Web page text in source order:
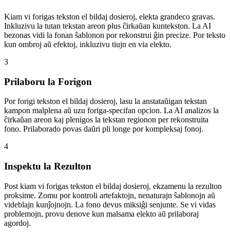
Kiam vi forigas tekston el bildaj dosieroj, elekta grandeco gravas.
Inkluzivu la tutan tekstan areon plus ĉirkaŭan kuntekston. La AI
bezonas vidi la fonan ŝablonon por rekonstrui ĝin precize. Por teksto
kun ombroj aŭ efektoj, inkluzivu tiujn en via elekto.
3
Prilaboru la Forigon
Por forigi tekston el bildaj dosieroj, lasu la anstataŭigan tekstan
kampon malplena aŭ uzu foriga-specifan opcion. La AI analizos la
ĉirkaŭan areon kaj plenigos la tekstan regionon per rekonstruita
fono. Prilaborado povas daŭri pli longe por kompleksaj fonoj.
4
Inspektu la Rezulton
Post kiam vi forigas tekston el bildaj dosieroj, ekzamenu la rezulton
proksime. Zomu por kontroli artefaktojn, nenaturajn ŝablonojn aŭ
videblajn kunĵojnojn. La fono devus miksiĝi senjunte. Se vi vidas
problemojn, provu denove kun malsama elekto aŭ prilaboraj
agordoj.